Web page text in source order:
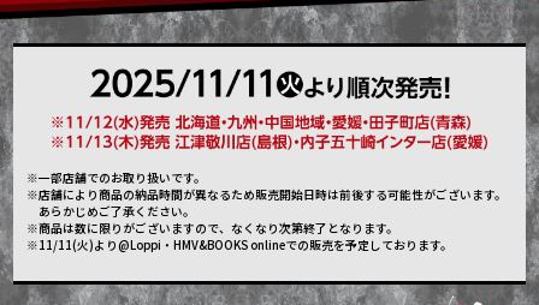
※一部店舗でのお取り扱いです。
※店舗により商品の納品時間が異なるため販売開始日時は前後する可能性がございます。
あらかじめご了承ください。
※商品は数に限りがございますので、なくなり次第終了となります。
※11/11(火)より@Loppi・HMV&BOOKS onlineでの販売を予定しております。